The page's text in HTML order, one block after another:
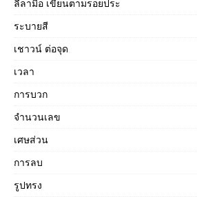
ลีลามือ เขียนตามรอยประ
ระบายสี
เชาวน์ ต่อจุด
เวลา
การบวก
จำนวนเลข
เศษส่วน
การลบ
รูปทรง